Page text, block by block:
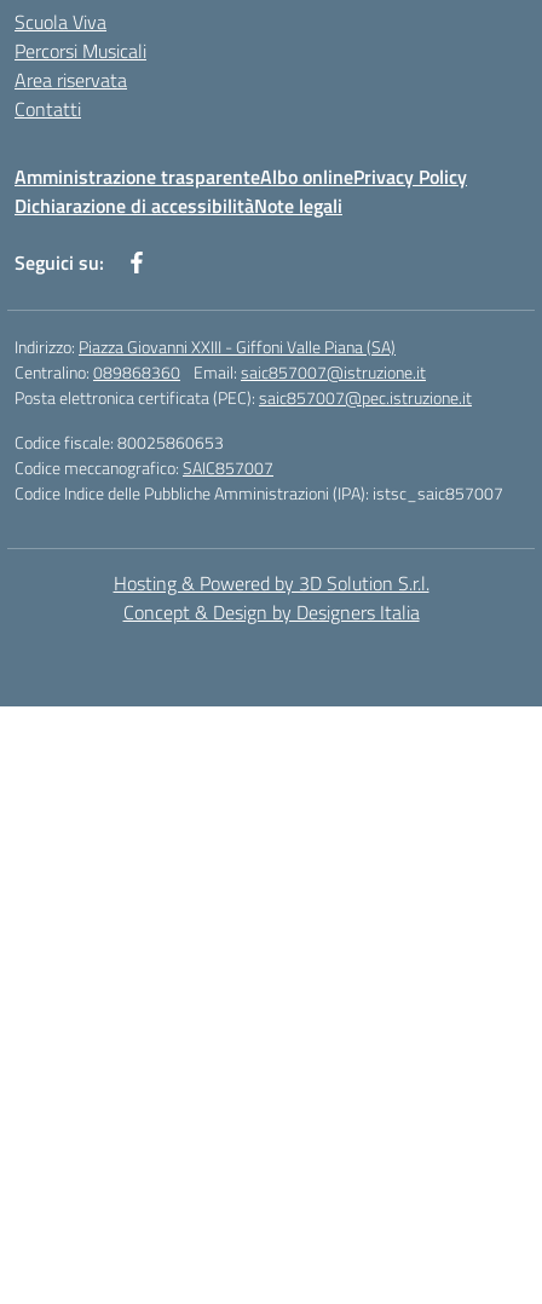
Scuola Viva
Percorsi Musicali
Area riservata
Contatti
Amministrazione trasparenteAlbo onlinePrivacy Policy
Dichiarazione di accessibilitàNote legali
Seguici su:
Indirizzo: Piazza Giovanni XXIII - Giffoni Valle Piana (SA)
Centralino:089868360 Email:saic857007@istruzione.it
Posta elettronica certificata (PEC):saic857007@pec.istruzione.it
Codice fiscale: 80025860653
Codice meccanografico:SAIC857007
Codice Indice delle Pubbliche Amministrazioni (IPA): istsc_saic857007
Hosting & Powered by 3D Solution S.r.l.
Concept & Design by Designers Italia